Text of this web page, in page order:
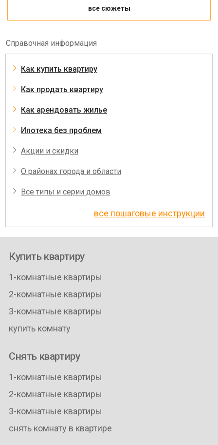
все сюжеты
Справочная информация
Как купить квартиру
Как продать квартиру
Как арендовать жилье
Ипотека без проблем
Акции и скидки
О районах города и области
Все типы и серии домов
все пошаговые инструкции
Купить квартиру
1-комнатные квартиры
2-комнатные квартиры
3-комнатные квартиры
купить комнату
Снять квартиру
1-комнатные квартиры
2-комнатные квартиры
3-комнатные квартиры
снять комнату в квартире